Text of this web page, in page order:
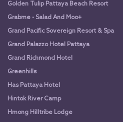
Golden Tulip Pattaya Beach Resort
Grabme - Salad And Moo+
Grand Pacific Sovereign Resort & Spa
Grand Palazzo Hotel Pattaya
Grand Richmond Hotel
Greenhills
Has Pattaya Hotel
Hintok River Camp
Hmong Hilltribe Lodge